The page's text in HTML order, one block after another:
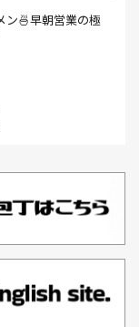
(1）
お雑煮(1）
かき氷(3）
ン🍜早朝営業の極